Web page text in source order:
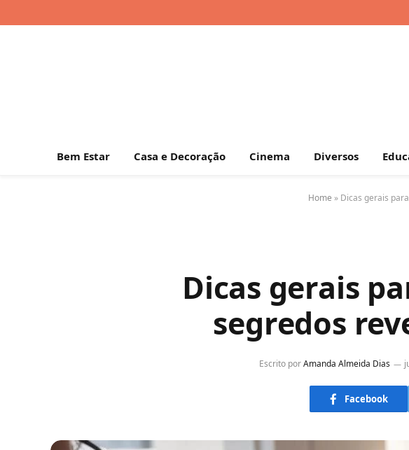
Bem Estar Casa e Decoração Cinema Diversos
Home » Dicas gerais
Dicas gerais
segredos
Escrito por Amanda Almeida Dias
Facebook